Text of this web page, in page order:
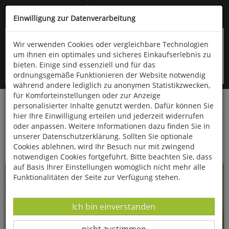
Kompletten Head der Seite überspringen
oder (06766) 9323-960
Startseite Bücher Essen & Trinken
Die vortrefflichsten Kochrezepte mit Bier
Einwilligung zur Datenverarbeitung
Wir verwenden Cookies oder vergleichbare Technologien
um Ihnen ein optimales und sicheres Einkaufserlebnis zu
bieten. Einige sind essenziell und für das
ordnungsgemäße Funktionieren der Website notwendig
während andere lediglich zu anonymen Statistikzwecken,
für Komforteinstellungen oder zur Anzeige
personalisierter Inhalte genutzt werden. Dafür können Sie
hier Ihre Einwilligung erteilen und jederzeit widerrufen
oder anpassen. Weitere Informationen dazu finden Sie in
unserer Datenschutzerklärung. Sollten Sie optionale
Cookies ablehnen, wird Ihr Besuch nur mit zwingend
notwendigen Cookies fortgeführt. Bitte beachten Sie, dass
auf Basis Ihrer Einstellungen womöglich nicht mehr alle
Funktionalitäten der Seite zur Verfügung stehen.
Datenverarbeitung -
Ich bin einverstanden